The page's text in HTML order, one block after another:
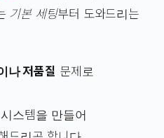
기본 세팅부터 도와드리는
나 저품질 문제로
스템을 만들어